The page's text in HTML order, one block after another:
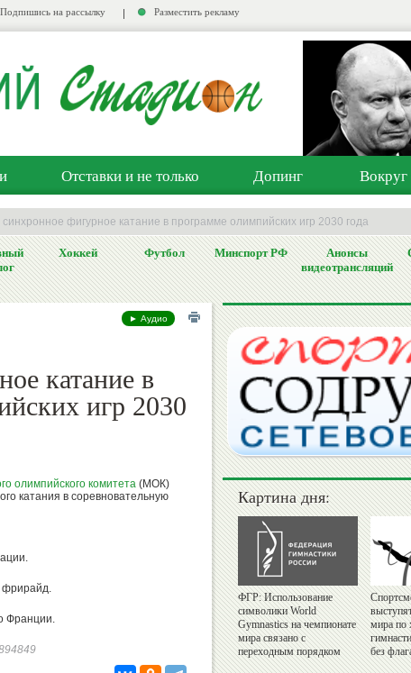
Подпишись на рассылку Разместить рекламу
Отставки и не только Допинг Вокруг
синхронное фигурное катание в программе олимпийских игр 2030 года
Хоккей Футбол Минспорт РФ
Анонсы
видеотрансляций
► Аудио
катание в
игр 2030
олимпийского комитета (МОК)
катания в соревновательную
фрирайд.
Франции.
Картина дня:
ФГР: Использование
символики World
Gymnastics на чемпионате
мира связано с
переходным порядком
мира по
без